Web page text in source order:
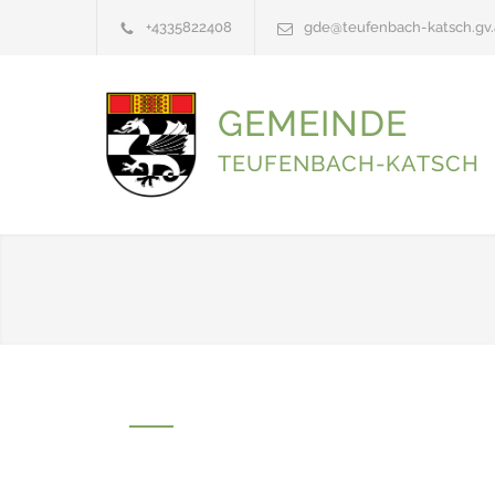
+4335822408 gde@teufenbach-
GEMEINDE
TEUFENBACH-KATSCH